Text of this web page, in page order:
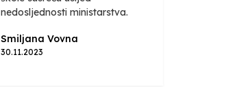
nedosljednosti ministarstva.
Smiljana Vovna
30.11.2023